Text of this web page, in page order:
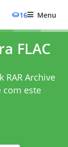
16 Menu
FLAC
RAR Archive
com este